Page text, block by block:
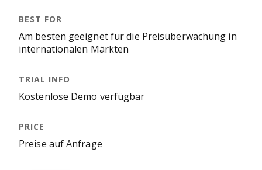
Am besten geeignet für die Preisüberwachung in
internationalen Märkten
Kostenlose Demo verfügbar
Preise auf Anfrage